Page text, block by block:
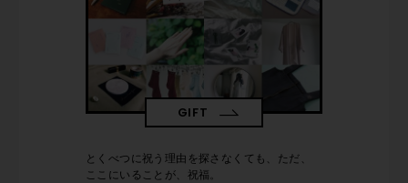
GIFT
とくべつに祝う理由を探さなくても、ただ、
ここにいることが、祝福。